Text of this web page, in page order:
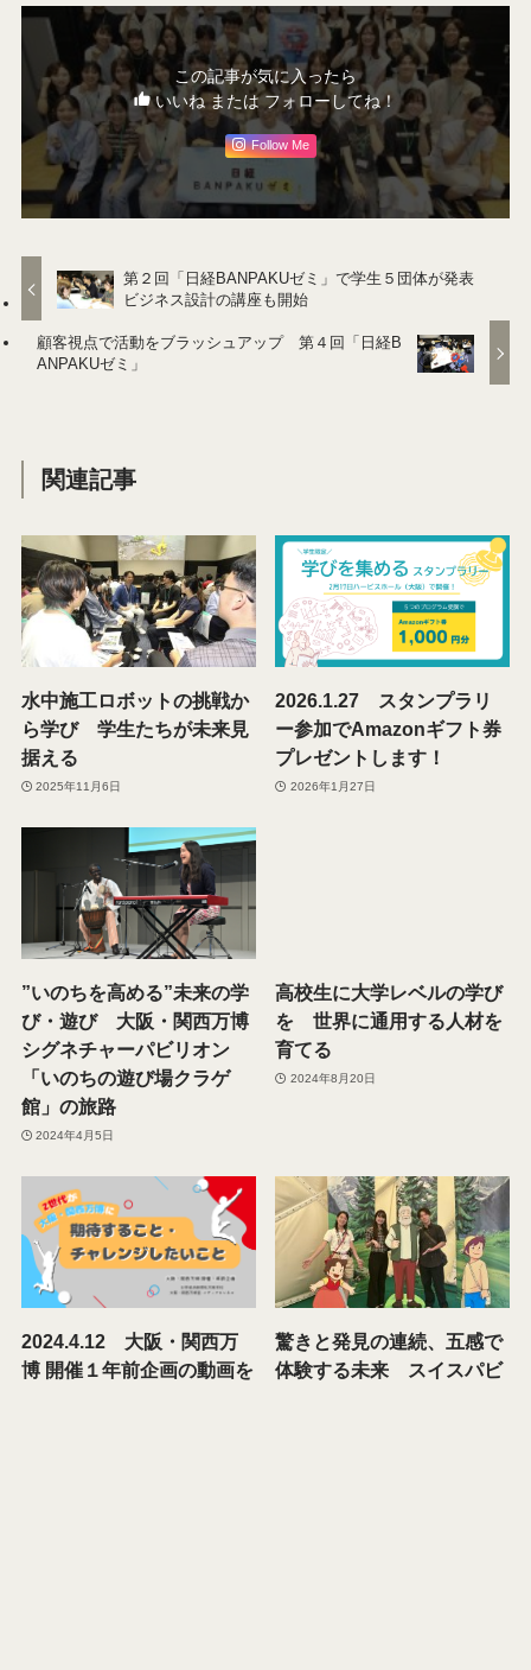
この記事が気に入ったら
いいね または フォローしてね！
Follow Me
第２回「日経BANPAKUゼミ」で学生５団体が発表
ビジネス設計の講座も開始
顧客視点で活動をブラッシュアップ 第４回「日経B
ANPAKUゼミ」
関連記事
水中施工ロボットの挑戦か
ら学び 学生たちが未来見
据える
2025年11月6日
2026.1.27 スタンプラリ
ー参加でAmazonギフト券
プレゼントします！​
2026年1月27日
”いのちを高める”未来の学
び・遊び 大阪・関西万博
シグネチャーパビリオン
「いのちの遊び場クラゲ
館」の旅路
2024年4月5日
高校生に大学レベルの学び
を 世界に通用する人材を
育てる
2024年8月20日
2024.4.12 大阪・関西万
博 開催１年前企画の動画を
驚きと発見の連続、五感で
体験する未来 スイスパビ